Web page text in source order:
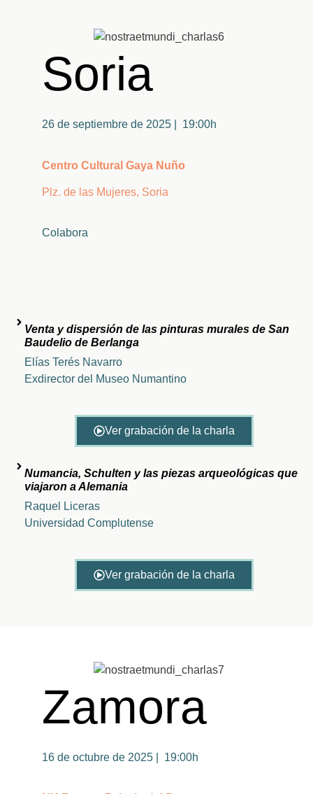
Soria
26 de septiembre de 2025 | 19:00h
Centro Cultural Gaya Nuño
Plz. de las Mujeres, Soria
Colabora
Venta y dispersión de las pinturas murales de San
Baudelio de Berlanga
Elías Terés Navarro
Exdirector del Museo Numantino
Ver grabación de la charla
Numancia, Schulten y las piezas arqueológicas que
viajaron a Alemania
Raquel Liceras
Universidad Complutense
Ver grabación de la charla
Zamora
16 de octubre de 2025 | 19:00h